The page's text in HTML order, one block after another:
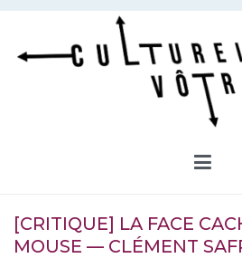
Aller
contenu
[CRITIQUE] LA FACE
MOUSE — CLÉMENT